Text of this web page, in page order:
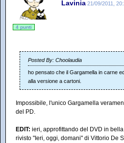
Lavinia 21/09/2011,
4 punti
Posted By: Choolaudia
ho pensato che il Gargamella in carne
alla versione a cartoni.
Impossibile, l'unico Gargamella
del PD.
EDIT: ieri, approfittando del DVD in
rivisto "Ieri, oggi, domani" di Vittorio De